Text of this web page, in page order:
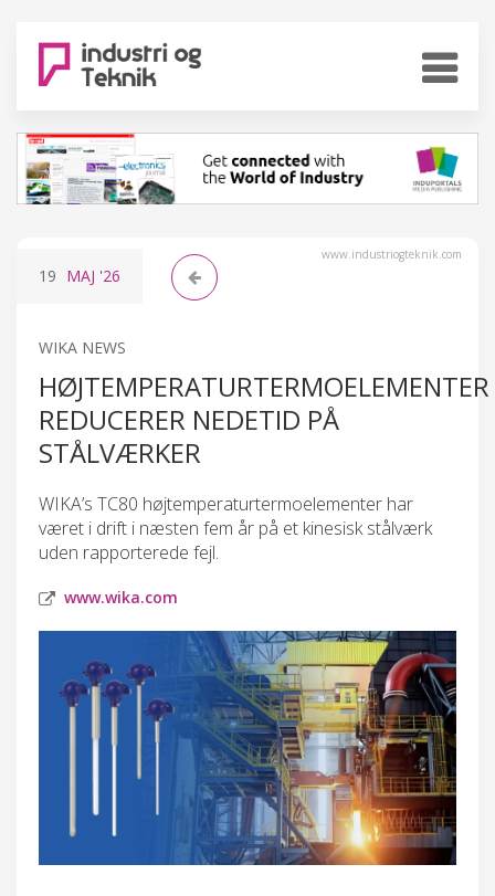
www.industriogteknik.com
19 MAJ '26
WIKA NEWS
HØJTEMPERATURTERMOELEMENTER
REDUCERER NEDETID PÅ
STÅLVÆRKER
WIKA’s TC80 højtemperaturtermoelementer har
været i drift i næsten fem år på et kinesisk stålværk
uden rapporterede fejl.
www.wika.com